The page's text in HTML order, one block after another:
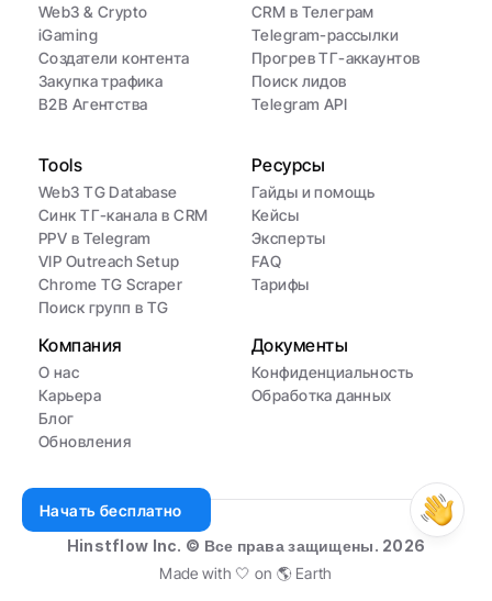
Web3 & Crypto
iGaming
Создатели контента
Закупка трафика
B2B Агентства
CRM в Телеграм
Telegram-рассылки
Прогрев ТГ-аккаунтов
Поиск лидов
Telegram API
Tools
Web3 TG Database
Синк ТГ-канала в CRM
PPV в Telegram
VIP Outreach Setup
Chrome TG Scraper
Поиск групп в TG
Ресурсы
Гайды и помощь
Кейсы
Эксперты
FAQ
Тарифы
Компания
О нас
Карьера
Блог
Обновления
Документы
Конфиденциальность
Обработка данных
Hinstflow Inc. © Все права защищены. 2026
Made with 🤍 on 🌎 Earth
Начать бесплатно